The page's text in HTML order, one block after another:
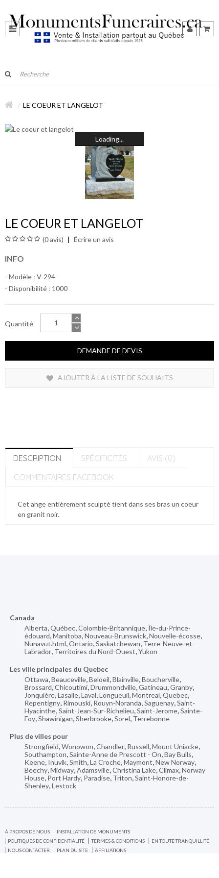
LE COEUR ET LANGELOT
Loading...
LE COEUR ET LANGELOT
(0 avis) Écrire un avis
INFO
- Modèle : V-294
- Disponibilité : 1000
Quantité
DEMANDE DE DEVIS
AJOUTER À LA LISTE DE SOUHAITS
DESCRIPTION SPÉCIFICITÉS
AVIS (0)
COMMENTAIRES FACEBOOK
Cet ange entièrement sculpté tient dans ses bras un coeur
en granit noir.
Canada
Alberta,Québec,Colombie-Britannique,Île-du-Prince-
édouard,Manitoba,Nouveau-Brunswick,Nouvelle-écosse,
Nunavut.html,Ontario,Saskatchewan, Terre-Neuve-et-
Labrador, Territoires du Nord-Ouest,Yukon
Les ville principales du Quebec
Ottawa,Beauceville,Beloeil,Blainville,Boucherville,
Brossard,Chicoutimi,Drummondville,Gatineau,Granby,
Jonquière,Lasalle,Laval,Longueuil,Montreal,Quebec,
Repentigny, Rimouski, Rouyn-Noranda,Saguenay,Saint-
Hyacinthe,Saint-Jean-Sur-Richelieu,Saint-Jerome,Sainte-
Foy,Shawinigan,Sherbrooke,Sorel, Terrebonne
Plus de villes pour
Strongfield,Wonowon,Chandler, Russell,Mount Uniacke,
Southampton,Sainte-Anne de Prescott - On,Bay Bulls,
Keene, Inuvik,Smith,La Croche,Maymont,New Norway,
Beechy,Midway,Adamsville,Christina Lake,Climax,Norway
House, Port Hardy, Paradise, Triton,Saint-Honore-de-
Shenley,Lestock
À PROPOS DE NOUS
INSTALLATION DE MONUMENTS
POLITIQUES DE CONFIDENTIALITÉ
TERMES & CONDITIONS
EN TOUTE TRANQUILLITÉ
NOUS CONTACTER
PLAN DU SITE AFFILIATIONS